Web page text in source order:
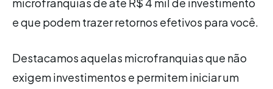
microfranquias de até R$ 4 mil de investimento
e que podem trazer retornos efetivos para você.
Destacamos aquelas microfranquias que não
exigem investimentos e permitem iniciar um